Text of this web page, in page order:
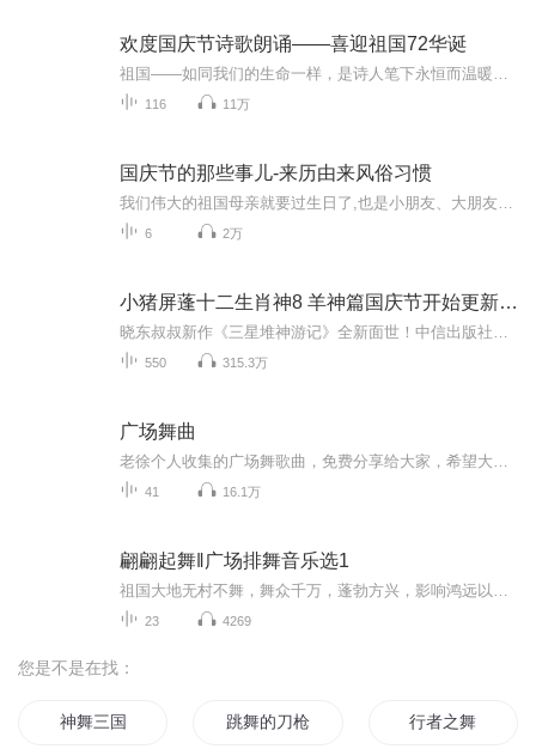
欢度国庆节诗歌朗诵——喜迎祖国72华诞
116 11万
国庆节的那些事儿-来历由来风俗习惯
6 2万
小猪屏蓬十二生肖神8 羊神篇国庆节开始更新啦！
550 315.3万
广场舞曲
41 16.1万
翩翩起舞‖广场排舞音乐选1
23 4269
您是不是在找：
神舞三国 跳舞的刀枪 行者之舞